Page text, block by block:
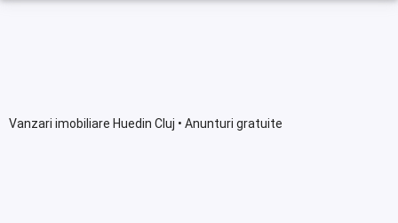
Vanzari imobiliare Huedin Cluj • Anunturi gratuite